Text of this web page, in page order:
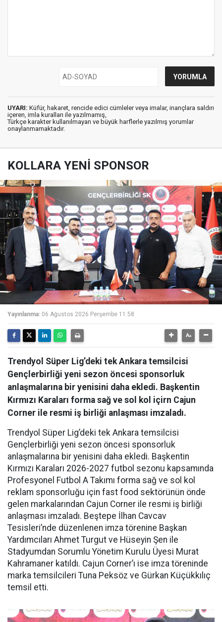
UYARI: Küfür, hakaret, rencide edici cümleler veya imalar, inançlara saldırı
içeren, imla kuralları ile yazılmamış,
Türkçe karakter kullanılmayan ve büyük harflerle yazılmış yorumlar
onaylanmamaktadır.
KOLLARA YENİ SPONSOR
Yayınlanma: 06 Ağustos 2026 Perşembe 11:58
Trendyol Süper Lig’deki tek Ankara temsilcisi
Gençlerbirliği yeni sezon öncesi sponsorluk
anlaşmalarına bir yenisini daha ekledi. Başkentin
Kırmızı Karaları forma sağ ve sol kol içirn Cajun
Corner ile resmi iş birliği anlaşması imzaladı.
Trendyol Süper Lig’deki tek Ankara temsilcisi
Gençlerbirliği yeni sezon öncesi sponsorluk
anlaşmalarına bir yenisini daha ekledi. Başkentin
Kırmızı Karaları 2026-2027 futbol sezonu kapsamında
Profesyonel Futbol A Takımı forma sağ ve sol kol
reklam sponsorluğu için fast food sektörünün önde
gelen markalarından Cajun Corner ile resmi iş birliği
anlaşması imzaladı. Beştepe İlhan Cavcav
Tesisleri’nde düzenlenen imza törenine Başkan
Yardımcıları Ahmet Turgut ve Hüseyin Şen ile
Stadyumdan Sorumlu Yönetim Kurulu Üyesi Murat
Kahramaner katıldı. Cajun Corner’ı ise imza töreninde
marka temsilcileri Tuna Peksöz ve Gürkan Küçükkılıç
temsil etti.